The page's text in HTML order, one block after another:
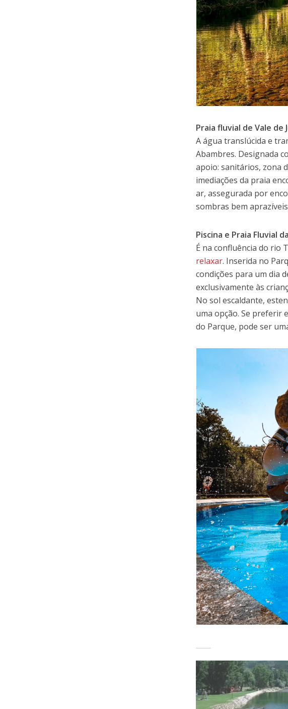
Praia fluvial de Vale de
A água translúcida e
Abambres. Designada
apoio: sanitários, zona
imediações da praia
ar, assegurada por
sombras bem
Piscina e Praia Fluvial
É na confluência do rio
relaxar. Inserida no
condições para um dia
exclusivamente às
No sol escaldante,
uma opção. Se preferir
do Parque, pode ser